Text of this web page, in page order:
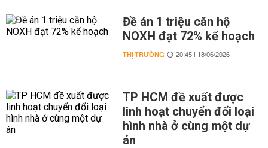
Đề án 1 triệu căn hộ
NOXH đạt 72% kế hoạch
THỊ TRƯỜNG 20:45 | 18/06/2026
TP HCM đề xuất được
linh hoạt chuyển đổi loại
hình nhà ở cùng một dự
án